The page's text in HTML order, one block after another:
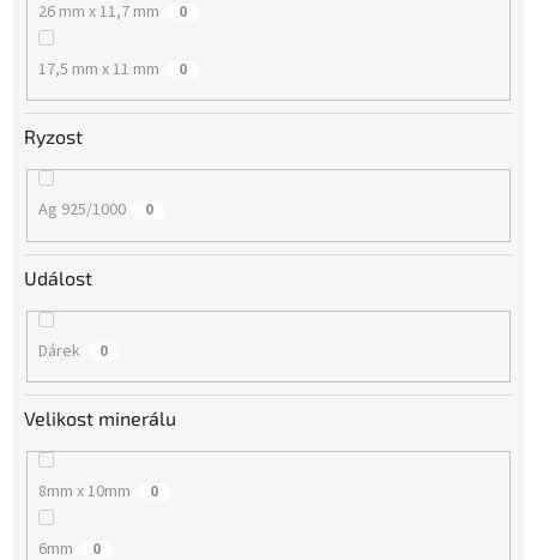
26 mm x 11,7 mm 0
17,5 mm x 11 mm 0
Ryzost
Ag 925/1000 0
Událost
Dárek 0
Velikost minerálu
8mm x 10mm 0
6mm 0